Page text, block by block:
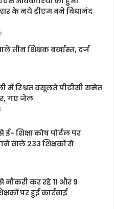
के नये डीएम बने विद्यानंद
तीन शिक्षक बर्खास्त, दर्ज
में रिश्वत वसूलते पीटीसी समेत
गए जेल
ई- शिक्षा कोष पोर्टल पर
वाले 233 शिक्षकों से
नौकरी कर रहे 11 और 9
पर हुई कार्रवाई